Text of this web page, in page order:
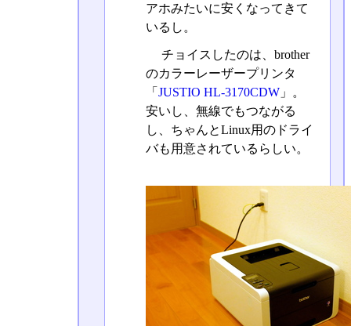
アホみたいに安くなってきて
いるし。
チョイスしたのは、brother
のカラーレーザープリンタ
「 JUSTIO HL-3170CDW」。
安いし、無線でもつながる
し、ちゃんとLinux用のドライ
バも用意されているらしい。